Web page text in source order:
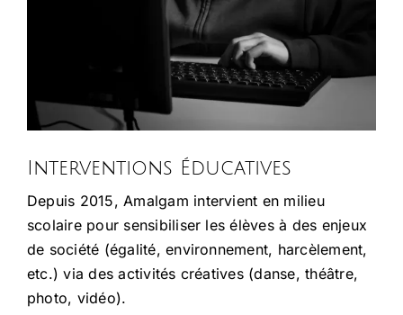
Interventions Éducatives
Depuis 2015, Amalgam intervient en milieu
scolaire pour sensibiliser les élèves à des enjeux
de société (égalité, environnement, harcèlement,
etc.) via des activités créatives (danse, théâtre,
photo, vidéo).